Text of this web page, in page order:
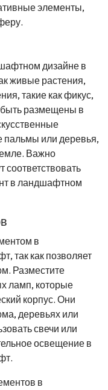
элементы,
дизайне в
живые растения,
такие как фикус,
быть размещены в
пальмы или деревья,
Важно
соответствовать
в ландшафтном
в
так как позволяет
Разместите
ламп, которые
корпус. Они
деревьях или
свечи или
освещение в
в